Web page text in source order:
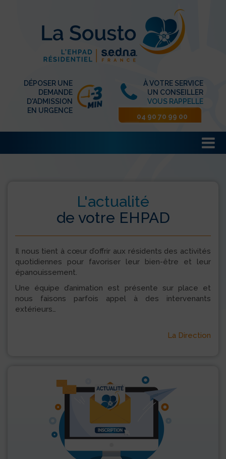
DÉPOSER UNE
DEMANDE
D'ADMISSION
EN URGENCE
À VOTRE SERVICE
UN CONSEILLER
VOUS RAPPELLE
04 90 70 99 00
L'actualité
de votre EHPAD
Il nous tient à cœur d’offrir aux résidents des activités
quotidiennes pour favoriser leur bien-être et leur
épanouissement.
Une équipe d’animation est présente sur place et
nous faisons parfois appel à des intervenants
extérieurs…
La Direction